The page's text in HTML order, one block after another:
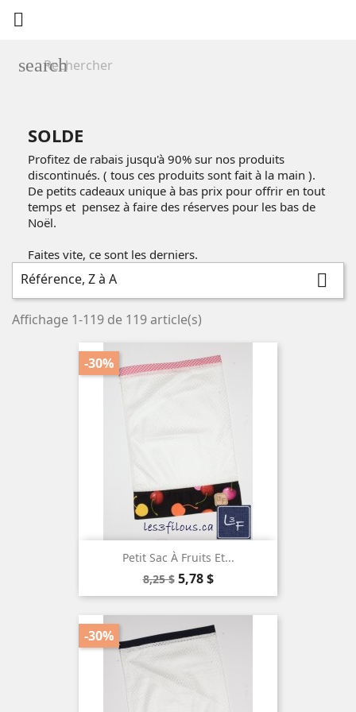

search
SOLDE
Profitez de rabais jusqu'à 90% sur nos produits
discontinués. ( tous ces produits sont fait à la main ).
De petits cadeaux unique à bas prix pour offrir en tout
temps et pensez à faire des réserves pour les bas de
Noël.
Faites vite, ce sont les derniers.
Référence, Z à A 
Affichage 1-119 de 119 article(s)
Petit Sac À Fruits Et...
Prix
de
8,25 $ Prix
5,78 $
-30%
-30%